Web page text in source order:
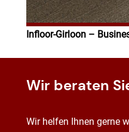
Infloor-Girloon –
Wir beraten
Wir helfen Ihnen gerne